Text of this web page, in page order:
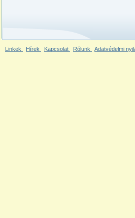
Linkek Hírek Kapcsolat Rólunk Adatvédelmi